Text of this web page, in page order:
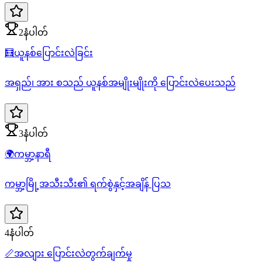
2နံပါတ်
🧮ယူနစ်ပြောင်းလဲခြင်း
အရှည်၊ အား စသည် ယူနစ်အမျိုးမျိုးကို ပြောင်းလဲပေးသည်
3နံပါတ်
🌍ကမ္ဘာ့နာရီ
ကမ္ဘာ့မြို့အသီးသီး၏ ရက်စွဲနှင့်အချိန် ပြသ
4နံပါတ်
📏အလျား ပြောင်းလဲတွက်ချက်မှု